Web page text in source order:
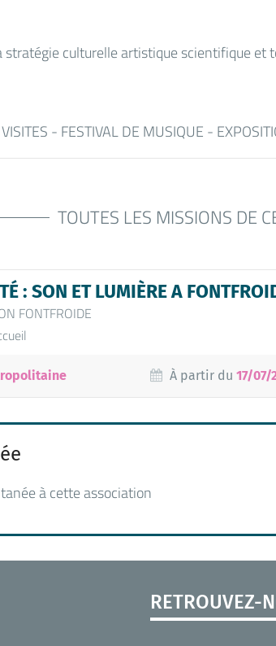
culturelle artistique scientifique et
- FESTIVAL DE MUSIQUE -
TOUTES LES MISSIONS DE
: SON ET LUMIÈRE A
FONTFROIDE
À partir du17/07/
à cette association
RETROUVEZ-